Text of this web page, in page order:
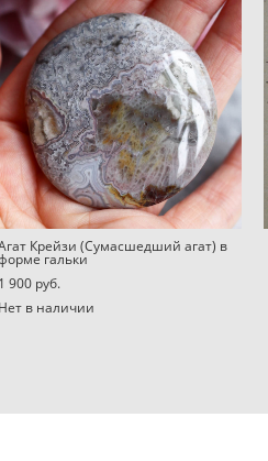
Крейзи (Сумасшедший агат) в
гальки
1 900 pуб.
Нет в наличии